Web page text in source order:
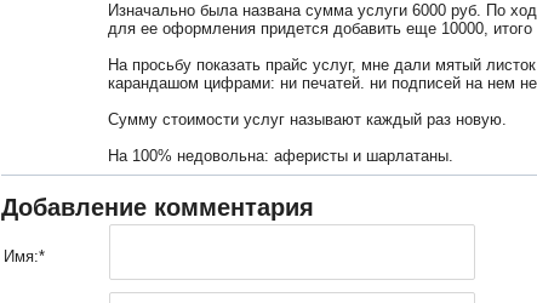
Изначально была названа сумма услуги 6000 руб. По
для ее оформления придется добавить еще 10000,
На просьбу показать прайс услуг, мне дали мятый
карандашом цифрами: ни печатей. ни подписей на нем
Сумму стоимости услуг называют каждый раз новую.
На 100% недовольна: аферисты и шарлатаны.
Добавление комментария
Имя:*